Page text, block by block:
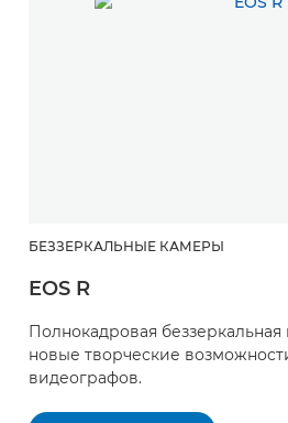
БЕЗЗЕРКАЛЬНЫЕ КАМЕРЫ
EOS R
Полнокадровая
новые творческие
видеографов.